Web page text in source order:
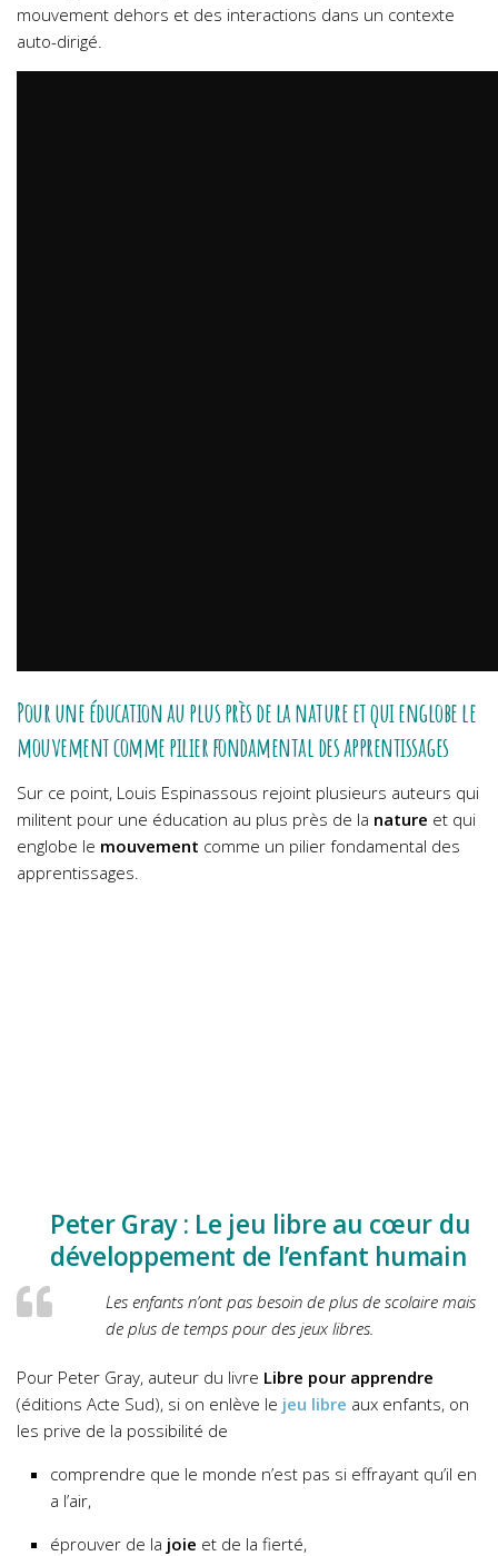
mouvement dehors et des interactions dans un contexte
auto-dirigé.
Pour une éducation au plus près de la nature et qui englobe le
mouvement comme pilier fondamental des apprentissages
Sur ce point, Louis Espinassous rejoint plusieurs auteurs qui
militent pour une éducation au plus près de la nature et qui
englobe le mouvement comme un pilier fondamental des
apprentissages.
Peter Gray : Le jeu libre au cœur du
développement de l’enfant humain
Les enfants n’ont pas besoin de plus de scolaire mais
de plus de temps pour des jeux libres.
Pour Peter Gray, auteur du livre Libre pour apprendre
(éditions Acte Sud), si on enlève le jeu libre aux enfants, on
les prive de la possibilité de
comprendre que le monde n’est pas si effrayant qu’il en
a l’air,
éprouver de la joie et de la fierté,